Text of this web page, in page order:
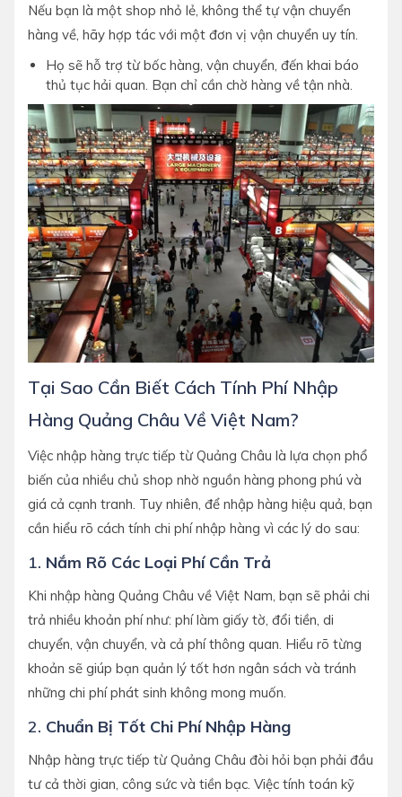
Nếu bạn là một shop nhỏ lẻ, không thể tự vận chuyển
hàng về, hãy hợp tác với một đơn vị vận chuyển uy tín.
Họ sẽ hỗ trợ từ bốc hàng, vận chuyển, đến khai báo
thủ tục hải quan. Bạn chỉ cần chờ hàng về tận nhà.
Tại Sao Cần Biết Cách Tính Phí Nhập
Hàng Quảng Châu Về Việt Nam?
Việc nhập hàng trực tiếp từ Quảng Châu là lựa chọn phổ
biến của nhiều chủ shop nhờ nguồn hàng phong phú và
giá cả cạnh tranh. Tuy nhiên, để nhập hàng hiệu quả, bạn
cần hiểu rõ cách tính chi phí nhập hàng vì các lý do sau:
1. Nắm Rõ Các Loại Phí Cần Trả
Khi nhập hàng Quảng Châu về Việt Nam, bạn sẽ phải chi
trả nhiều khoản phí như: phí làm giấy tờ, đổi tiền, di
chuyển, vận chuyển, và cả phí thông quan. Hiểu rõ từng
khoản sẽ giúp bạn quản lý tốt hơn ngân sách và tránh
những chi phí phát sinh không mong muốn.
2. Chuẩn Bị Tốt Chi Phí Nhập Hàng
Nhập hàng trực tiếp từ Quảng Châu đòi hỏi bạn phải đầu
tư cả thời gian, công sức và tiền bạc. Việc tính toán kỹ